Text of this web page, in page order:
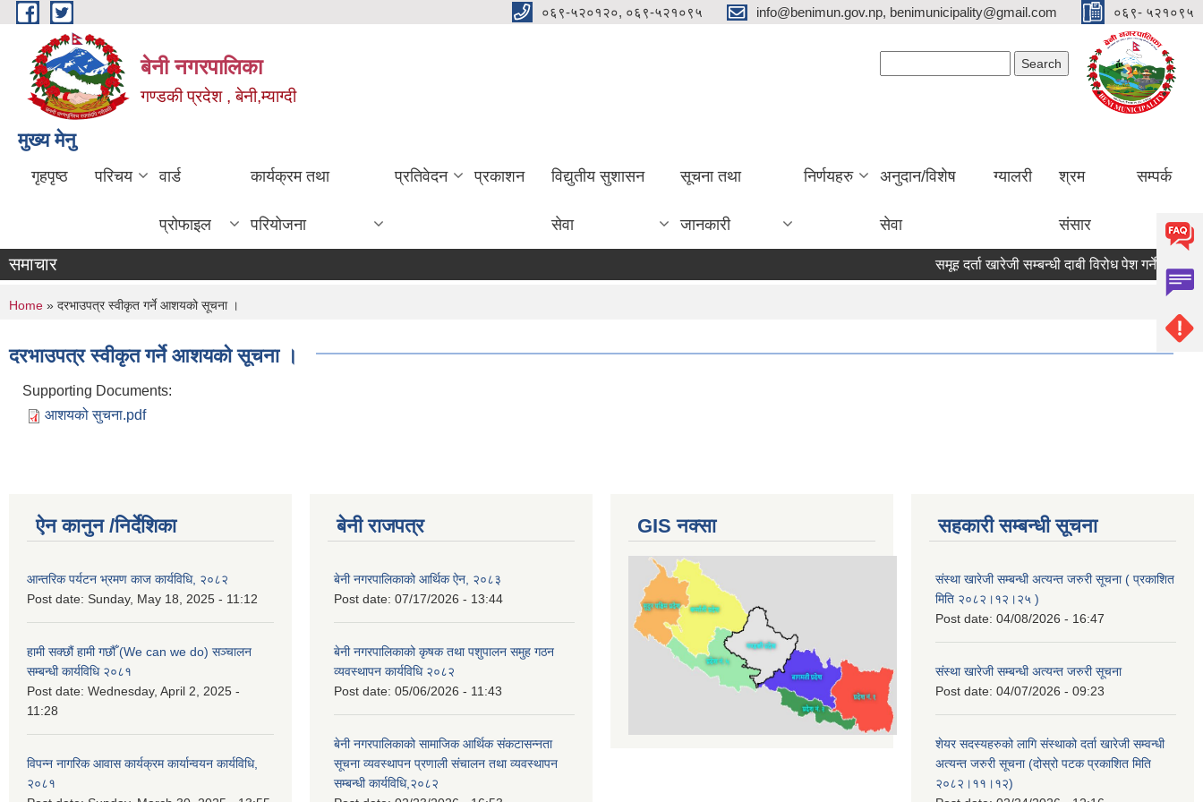
Skip to main content ०६९-५२०१२०, ०६९-५२१०९५ info@benimun.gov.np, benimunicipality@gmail.com ०६९- ५२१०९५
बेनी नगरपालिका
गण्डकी प्रदेश , बेनी,म्याग्दी
मुख्य मेनु
गृहपृष्ठ परिचय वार्ड
प्रोफाइल
कार्यक्रम तथा
परियोजना
प्रतिवेदन प्रकाशन विद्युतीय सुशासन
सेवा
सूचना तथा
जानकारी
निर्णयहरु अनुदान/विशेष
सेवा
ग्यालरी श्रम
संसार
सम्पर्क
समाचार समूह दर्ता खारेजी सम्बन्धी दाबी विरोध पेश गर्ने सूचना ।
You are here
Home » दरभाउपत्र स्वीकृत गर्ने आशयको सूचना ।
दरभाउपत्र स्वीकृत गर्ने आशयको सूचना ।
Supporting Documents:
आशयको सुचना.pdf
ऐन कानुन /निर्देशिका
आन्तरिक पर्यटन भ्रमण काज कार्यविधि, २०८२
Post date: Sunday, May 18, 2025 - 11:12
हामी सक्छौं हामी गछौँ (We can we do) सञ्चालन
सम्बन्धी कार्यविधि २०८१
Post date: Wednesday, April 2, 2025 -
11:28
विपन्न नागरिक आवास कार्यक्रम कार्यान्वयन कार्यविधि,
२०८१
बेनी राजपत्र
बेनी नगरपालिकाको आर्थिक ऐन, २०८३
Post date: 07/17/2026 - 13:44
बेनी नगरपालिकाको कृषक तथा पशुपालन समुह गठन
व्यवस्थापन कार्यविधि २०८२
Post date: 05/06/2026 - 11:43
बेनी नगरपालिकाको सामाजिक आर्थिक संकटासन्नता
सूचना व्यवस्थापन प्रणाली संचालन तथा व्यवस्थापन
सम्बन्धी कार्यविधि,२०८२
GIS नक्सा सहकारी सम्बन्धी सूचना
संस्था खारेजी सम्बन्धी अत्यन्त जरुरी सूचना ( प्रकाशित
मिति २०८२।१२।२५ )
Post date: 04/08/2026 - 16:47
संस्था खारेजी सम्बन्धी अत्यन्त जरुरी सूचना
Post date: 04/07/2026 - 09:23
शेयर सदस्यहरुको लागि संस्थाको दर्ता खारेजी सम्वन्धी
अत्यन्त जरुरी सूचना (दोस्रो पटक प्रकाशित मिति
२०८२।११।१२)